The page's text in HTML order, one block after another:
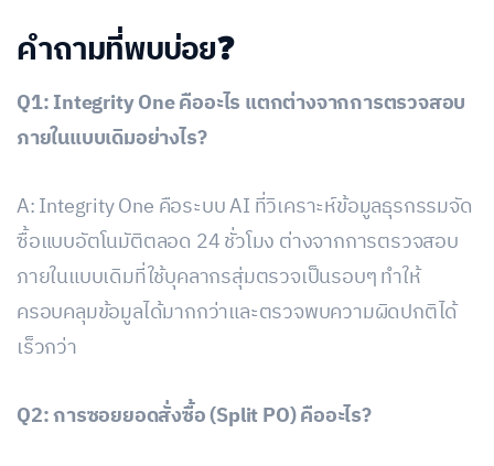
คำถามที่พบบ่อย❓
Q1: Integrity One คืออะไร แตกต่างจากการตรวจสอบ
ภายในแบบเดิมอย่างไร?
A: Integrity One คือระบบ AI ที่วิเคราะห์ข้อมูลธุรกรรมจัด
ซื้อแบบอัตโนมัติตลอด 24 ชั่วโมง ต่างจากการตรวจสอบ
ภายในแบบเดิมที่ใช้บุคลากรสุ่มตรวจเป็นรอบๆ ทำให้
ครอบคลุมข้อมูลได้มากกว่าและตรวจพบความผิดปกติได้
เร็วกว่า
Q2: การซอยยอดสั่งซื้อ (Split PO) คืออะไร?